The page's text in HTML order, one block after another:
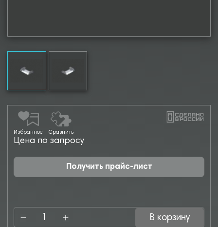
Избранное Сравнить
Цена по запросу
Получить прайс-лист
В корзину